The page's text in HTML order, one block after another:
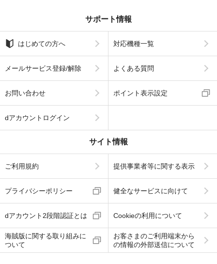
サポート情報
はじめての方へ 対応機種一覧
メールサービス登録/解除 よくある質問
お問い合わせ ポイント表示設定
dアカウントログイン
サイト情報
ご利用規約 提供事業者等に関する表示
プライバシーポリシー 健全なサービスに向けて
dアカウント2段階認証とは Cookieの利用について
海賊版に関する取り組みに
ついて
お客さまのご利用端末から
の情報の外部送信について